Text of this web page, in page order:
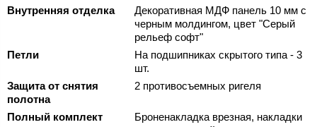
Внутренняя отделка
Декоративная МДФ панель 10 мм с
черным молдингом, цвет "Серый
рельеф софт"
Петли
На подшипниках скрытого типа - 3
шт.
Защита от снятия
полотна
2 противосъемных ригеля
Полный комплект
Броненакладка врезная, накладки